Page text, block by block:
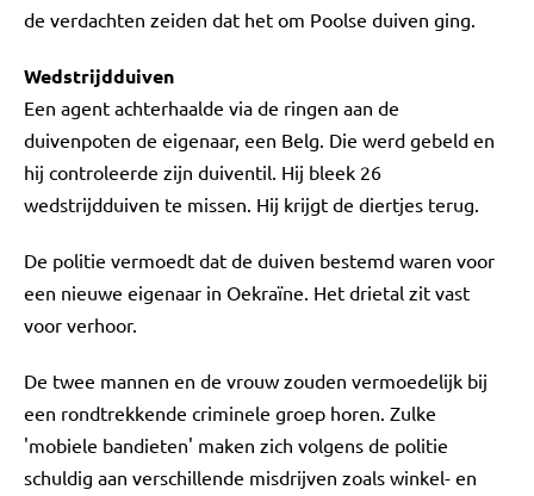
de verdachten zeiden dat het om Poolse duiven ging.
Wedstrijdduiven
Een agent achterhaalde via de ringen aan de
duivenpoten de eigenaar, een Belg. Die werd gebeld en
hij controleerde zijn duiventil. Hij bleek 26
wedstrijdduiven te missen. Hij krijgt de diertjes terug.
De politie vermoedt dat de duiven bestemd waren voor
een nieuwe eigenaar in Oekraïne. Het drietal zit vast
voor verhoor.
De twee mannen en de vrouw zouden vermoedelijk bij
een rondtrekkende criminele groep horen. Zulke
'mobiele bandieten' maken zich volgens de politie
schuldig aan verschillende misdrijven zoals winkel- en